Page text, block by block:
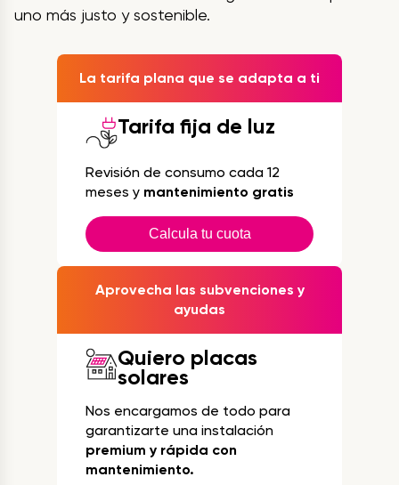
uno más justo y sostenible.
La tarifa plana que se adapta a ti
Tarifa fija de luz
Revisión de consumo cada 12
meses y mantenimiento gratis
Calcula tu cuota
Aprovecha las subvenciones y
ayudas
Quiero placas
solares
Nos encargamos de todo para
garantizarte una instalación
premium y rápida con
mantenimiento.